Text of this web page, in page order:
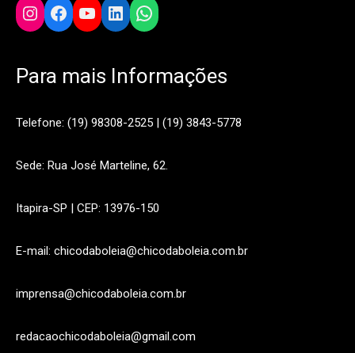
Instagram
Facebook
YouTube
LinkedIn
WhatsApp
Para mais Informações
Telefone: (19) 98308-2525 | (19) 3843-5778
Sede: Rua José Marteline, 62.
Itapira-SP | CEP: 13976-150
E-mail: chicodaboleia@chicodaboleia.com.br
imprensa@chicodaboleia.com.br
redacaochicodaboleia@gmail.com